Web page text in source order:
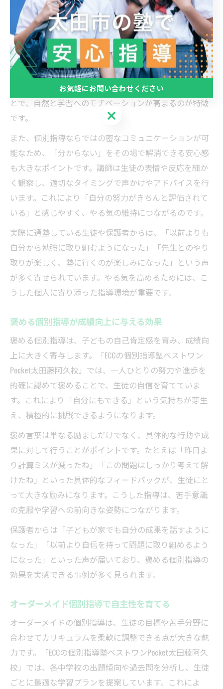
個別指導で子どものやる気を高める仕掛け
個別指導は、一人ひとりの学習状況や性格に合わせてや
る気を引き出す工夫が豊富です。特に「ECCの個別指導塾
ベストワンPocket太田藤阿久校」では、生徒ごとに適切
な目標設定を行い、達成感を得やすいステップを設計し
ています。短いスパンで小さな成功体験を積み重ねるこ
とで、自然と学習へのモチベーションが高まるのが特徴
です。
また、個別指導ならではの密なコミュニケーションが可
能なため、「分からない」をその場で解消できる安心感
も大きなポイントです。講師は生徒の表情や反応を細か
く観察し、適切なタイミングで声かけやアドバイスを行
います。これにより「自分の努力がきちんと評価されて
いる」と感じやすく、やる気の維持につながるのです。
実際に通塾している生徒や保護者からは、「以前よりも
自分から勉強に取り組むようになった」「先生とのやり
取りが楽しく、塾に行くのが楽しみになった」という声
が多く寄せられています。やる気を高めるためには、こ
うした個人に寄り添った指導環境が重要です。
褒める個別指導が成績向上に与える効果
褒める個別指導は、子どもの自己肯定感を育み、成績向
上に大きく寄与します。「ECCの個別指導塾ベストワン
Pocket太田藤阿久校」では、一人ひとりの努力や進歩を
的確に認めて褒めることで、生徒の自信を育てていま
す。これにより「自分にもできる」という気持ちが芽生
え、積極的に挑戦できるようになります。
褒め言葉は単なる励ましだけでなく、具体的な行動や成
果に対して行うことがポイントです。たとえば「昨日よ
り計算ミスが減ったね」「この問題はしっかり考えて解
けたね」といった具体的なフィードバックが、生徒にと
って大きな励みになります。こうした指導は、苦手意識
の克服や学習への前向きな姿勢につながります。
保護者からは「子どもが家でも自分の成果を話すように
なった」「以前より自信を持って問題に取り組めるよう
になった」といった声が届いており、褒める個別指導の
効果を実感できる事例が多く見られます。
オーダーメイド個別指導で自主性を育てる
オーダーメイドの個別指導は、生徒の目標や苦手分野に
合わせてカリキュラムを柔軟に調整できる点が大きな魅
力です。「ECCの個別指導塾ベストワンPocket太田藤阿久
校」では、各中学校の出題傾向や過去問を分析し、生徒
ごとに最適な学習プランを提案しています。これによ
お気軽にお問い合わせください
お気軽にお問い合わせください